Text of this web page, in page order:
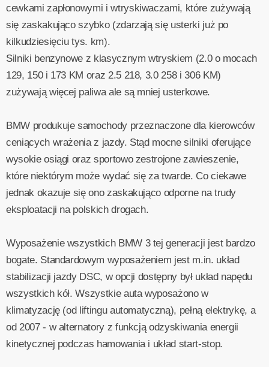
cewkami zapłonowymi i wtryskiwaczami, które zużywają
się zaskakująco szybko (zdarzają się usterki już po
kilkudziesięciu tys. km).
Silniki benzynowe z klasycznym wtryskiem (2.0 o mocach
129, 150 i 173 KM oraz 2.5 218, 3.0 258 i 306 KM)
zużywają więcej paliwa ale są mniej usterkowe.
BMW produkuje samochody przeznaczone dla kierowców
ceniących wrażenia z jazdy. Stąd mocne silniki oferujące
wysokie osiągi oraz sportowo zestrojone zawieszenie,
które niektórym może wydać się za twarde. Co ciekawe
jednak okazuje się ono zaskakująco odporne na trudy
eksploatacji na polskich drogach.
Wyposażenie wszystkich BMW 3 tej generacji jest bardzo
bogate. Standardowym wyposażeniem jest m.in. układ
stabilizacji jazdy DSC, w opcji dostępny był układ napędu
wszystkich kół. Wszystkie auta wyposażono w
klimatyzację (od liftingu automatyczną), pełną elektrykę, a
od 2007 - w alternatory z funkcją odzyskiwania energii
kinetycznej podczas hamowania i układ start-stop.